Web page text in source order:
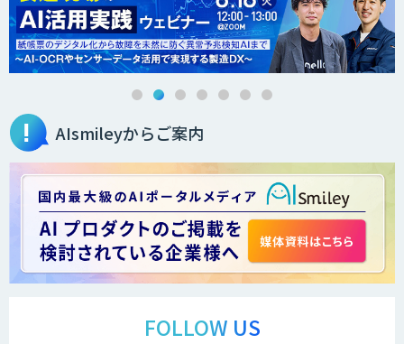
AIsmileyからご案内
FOLLOW US